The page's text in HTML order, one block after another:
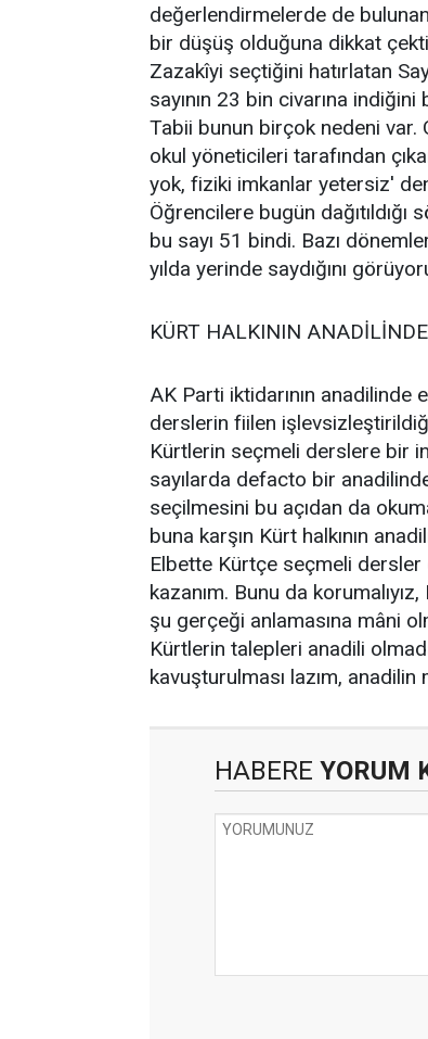
değerlendirmelerde de
bir düşüş olduğuna dikkat
Zazakîyi seçtiğini hatırlatan
sayının 23 bin civarına
Tabii bunun birçok nedeni
okul yöneticileri tarafından
yok, fiziki imkanlar yetersiz'
Öğrencilere bugün
bu sayı 51 bindi. Bazı
yılda yerinde saydığını
KÜRT HALKININ
AK Parti iktidarının
derslerin fiilen
Kürtlerin seçmeli derslere bir
sayılarda defacto bir
seçilmesini bu açıdan da
buna karşın Kürt halkının
Elbette Kürtçe seçmeli dersler
kazanım. Bunu da
şu gerçeği anlamasına mâni
Kürtlerin talepleri anadili
kavuşturulması lazım,
HABERE YORUM